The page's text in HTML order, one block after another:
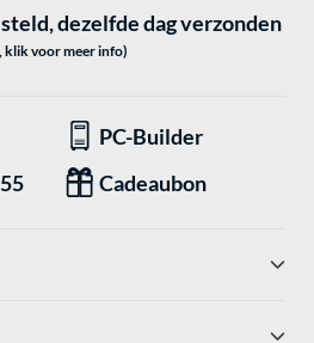
dezelfde dag verzonden
klik voor meer info)
PC-Builder
Cadeaubon